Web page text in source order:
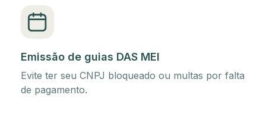
Emissão de guias DAS MEI
Evite ter seu CNPJ bloqueado ou multas por falta
de pagamento.